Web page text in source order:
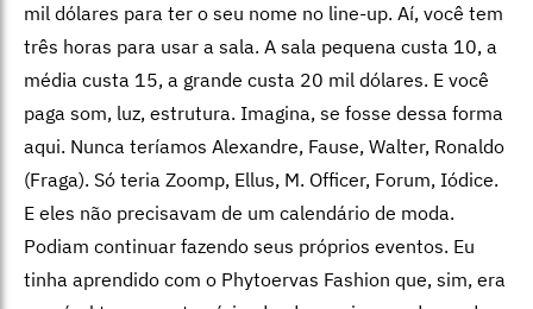
mil dólares para ter o seu nome no line-up. Aí, você tem
três horas para usar a sala. A sala pequena custa 10, a
média custa 15, a grande custa 20 mil dólares. E você
paga som, luz, estrutura. Imagina, se fosse dessa forma
aqui. Nunca teríamos Alexandre, Fause, Walter, Ronaldo
(Fraga). Só teria Zoomp, Ellus, M. Officer, Forum, Iódice.
E eles não precisavam de um calendário de moda.
Podiam continuar fazendo seus próprios eventos. Eu
tinha aprendido com o Phytoervas Fashion que, sim, era